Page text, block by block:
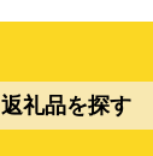
返礼品を探す